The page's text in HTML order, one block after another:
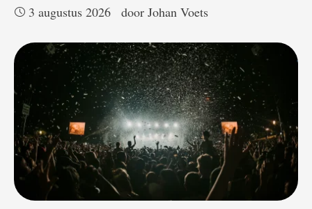
3 augustus 2026
door Johan Voets